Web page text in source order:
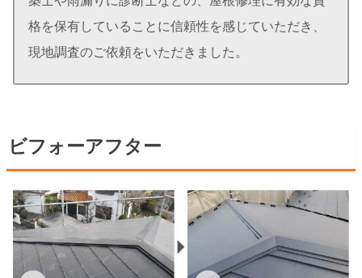
格を保有していることに信頼性を感じていただき、
現地調査のご依頼をいただきました。
ビフォーアフター